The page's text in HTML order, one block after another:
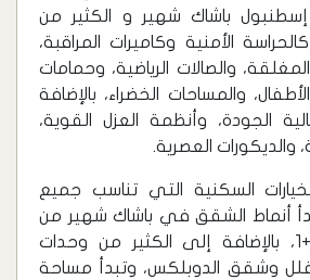
باشاك شهير و الكثير من
الأمنية وكاميرات المراقبة،
والصالات الرياضية، وحمامات
والمساحات الخضراء، بالإضافة
الجودة، وأنظمة العزل القوية،
والديكورات العصرية.
السكنية التي تناسب جميع
أنماط الشقق في باشاك شهير من
1+1 وتصل إلى 4+1، بالإضافة إلى الكثير من وحدات
وشقق الدوبلكس، وتبدأ مساحة